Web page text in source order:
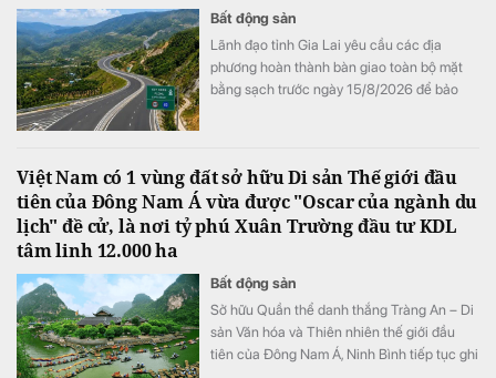
Bất động sản
Lãnh đạo tỉnh Gia Lai yêu cầu các địa
phương hoàn thành bàn giao toàn bộ mặt
bằng sạch trước ngày 15/8/2026 để bảo
Việt Nam có 1 vùng đất sở hữu Di sản Thế giới đầu
tiên của Đông Nam Á vừa được "Oscar của ngành du
lịch" đề cử, là nơi tỷ phú Xuân Trường đầu tư KDL
tâm linh 12.000 ha
Bất động sản
Sở hữu Quần thể danh thắng Tràng An – Di
sản Văn hóa và Thiên nhiên thế giới đầu
tiên của Đông Nam Á, Ninh Bình tiếp tục ghi